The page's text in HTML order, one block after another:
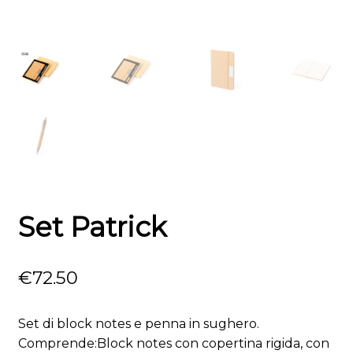
Set Patrick
€72.50
Set di block notes e penna in sughero.
Comprende:Block notes con copertina rigida, con